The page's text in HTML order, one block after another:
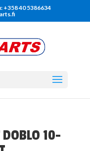
+358 40 5386634
10-